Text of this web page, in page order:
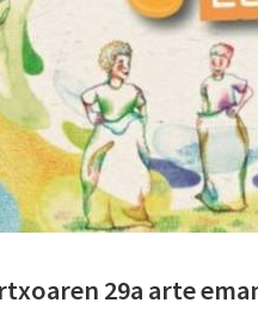
29a arte